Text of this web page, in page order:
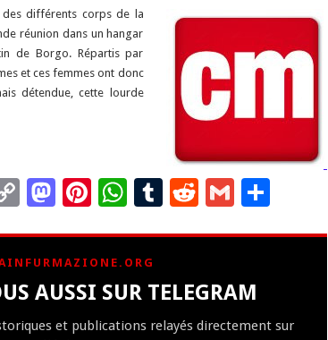
n
k
n
p
des différents corps de la
réunion dans un hangar
de Borgo. Répartis par
et ces femmes ont donc
détendue, cette lourde
C
p
y
Li
M
to
d
o
Pi
er
es
t
W
at
sA
p
T
bl
r
R
di
t
G
l
P
AUSSI SUR TELEGRAM
et publications relayés directement sur